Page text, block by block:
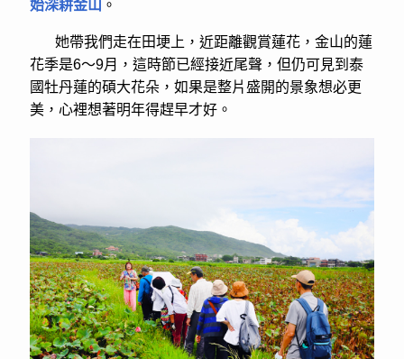
始深耕金山 。
她帶我們走在田埂上，近距離觀賞蓮花，金山的蓮
花季是6～9月，這時節已經接近尾聲，但仍可見到泰
國牡丹蓮的碩大花朵，如果是整片盛開的景象想必更
美，心裡想著明年得趕早才好。